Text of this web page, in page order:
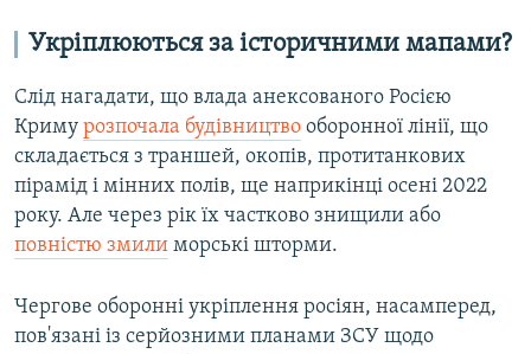
Укріплюються за історичними мапами?
Слід нагадати, що влада анексованого Росією
Криму розпочала будівництво оборонної лінії, що
складається з траншей, окопів, протитанкових
пірамід і мінних полів, ще наприкінці осені 2022
року. Але через рік їх частково знищили або
повністю змили морські шторми.
Чергове оборонні укріплення росіян, насамперед,
пов'язані із серйозними планами ЗСУ щодо